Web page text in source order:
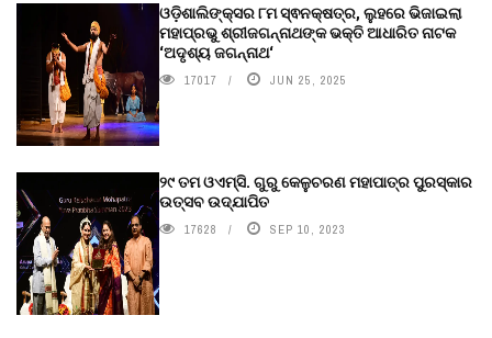
ଓଡ଼ିଶାଲିଙ୍କ୍ସର ୮ମ ସ୍ଵନକ୍ଷତ୍ର, ଲୁହରେ ଭିଜାଇଲା
ମହାପ୍ରଭୁ ଶ୍ରୀଜଗନ୍ନାଥଙ୍କ ଭକ୍ତି ଆଧାରିତ ନାଟକ
‘ଅଦୃଶ୍ୟ ଜଗନ୍ନାଥ‘
17017 JUN 25, 2025
୨୯ ତମ ଓଏମ୍‌ସି. ଗୁରୁ କେଳୁଚରଣ ମହାପାତ୍ର ପୁରସ୍କାର
ଉତ୍ସବ ଉଦ୍‍ଯାପିତ
17628 SEP 10, 2023